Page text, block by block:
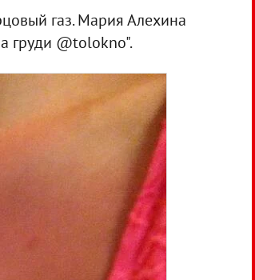
газ. Мария Алехина
груди @tolokno".